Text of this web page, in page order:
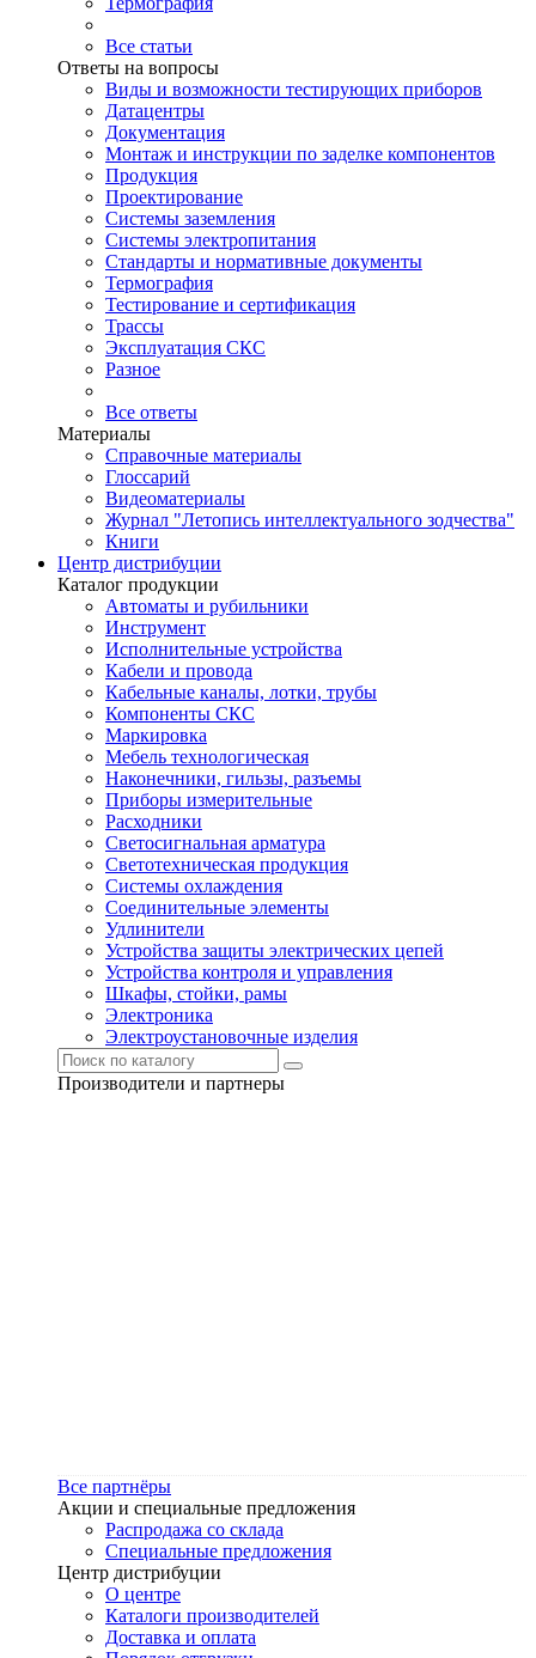
Все статьи
Ответы на вопросы
Виды и возможности тестирующих приборов
Датацентры
Документация
Монтаж и инструкции по заделке компонентов
Продукция
Проектирование
Системы заземления
Системы электропитания
Стандарты и нормативные документы
Термография
Тестирование и сертификация
Трассы
Эксплуатация СКС
Разное
Все ответы
Материалы
Справочные материалы
Глоссарий
Видеоматериалы
Журнал "Летопись интеллектуального зодчества"
Книги
Центр дистрибуции
Каталог продукции
Автоматы и рубильники
Инструмент
Исполнительные устройства
Кабели и провода
Кабельные каналы, лотки, трубы
Компоненты СКС
Маркировка
Мебель технологическая
Наконечники, гильзы, разъемы
Приборы измерительные
Расходники
Светосигнальная арматура
Светотехническая продукция
Системы охлаждения
Соединительные элементы
Удлинители
Устройства защиты электрических цепей
Устройства контроля и управления
Шкафы, стойки, рамы
Электроника
Электроустановочные изделия
Производители и партнеры
Все партнёры
Акции и специальные предложения
Распродажа со склада
Специальные предложения
Центр дистрибуции
О центре
Каталоги производителей
Доставка и оплата